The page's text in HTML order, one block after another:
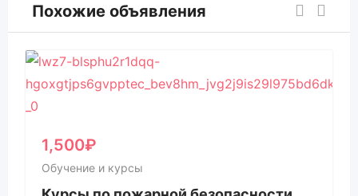
Похожие объявления
1,500₽
Обучение и курсы